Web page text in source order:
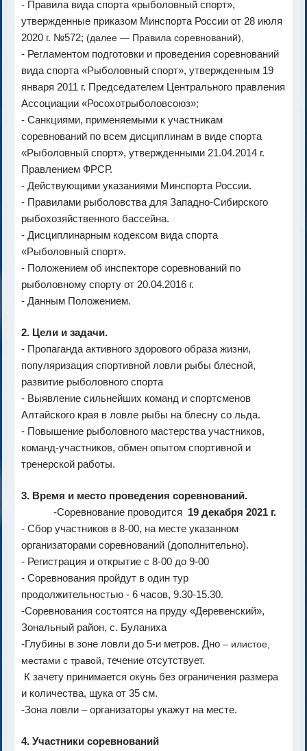
- Правила вида спорта «рыболовный спорт»,
утвержденные приказом Минспорта России от 28 июля
2020 г. №572; (далее — Правила соревнований),
- Регламентом подготовки и проведения соревнований
вида спорта «Рыболовный спорт», утвержденным 19
января 2011 г. Председателем Центрального правления
Ассоциации «Росохотрыболовсоюз»;
- Санкциями, применяемыми к участникам
соревнований по всем дисциплинам в виде спорта
«Рыболовный спорт», утвержденными 21.04.2014 г.
Правлением ФРСР.
- Действующими указаниями Минспорта России.
- Правилами рыболовства для Западно-Сибирского
рыбохозяйственного бассейна.
- Дисциплинарным кодексом вида спорта
«Рыболовный спорт».
- Положением об инспекторе соревнований по
рыболовному спорту от 20.04.2016 г.
- Данным Положением.
2. Цели и задачи.
- Пропаганда активного здорового образа жизни,
популяризация спортивной ловли рыбы блесной,
развитие рыболовного спорта
- Выявление сильнейших команд и спортсменов
Алтайского края в ловле рыбы на блесну со льда.
- Повышение рыболовного мастерства участников,
команд-участников, обмен опытом спортивной и
тренерской работы.
3. Время и место проведения соревнований.
-Соревнование проводится 19 декабря 2021 г.
- Сбор участников в 8-00, на месте указанном
организаторами соревнований (дополнительно).
- Регистрация и открытие с 8-00 до 9-00
- Соревнования пройдут в один тур
продолжительностью - 6 часов, 9.30-15.30.
-Соревнования состоятся на пруду «Деревенский»,
Зональный район, с. Буланиха
-Глубины в зоне ловли до 5-и метров. Дно– илистое,
местами с травой, течение отсутствует.
К зачету принимается окунь без ограничения размера
и количества, щука от 35 см.
-Зона ловли – организаторы укажут на месте.
4. Участники соревнований